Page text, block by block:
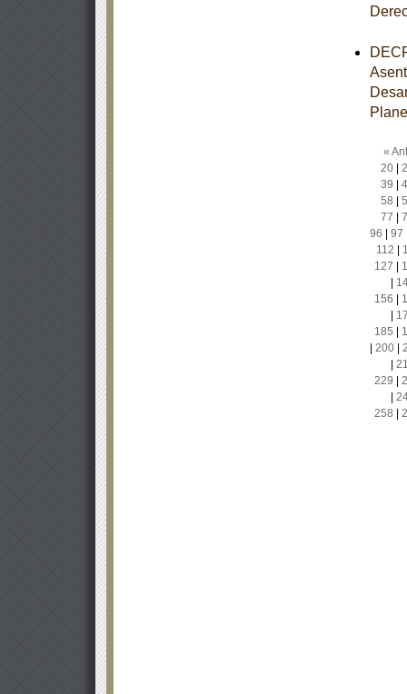
«
20|
39
58
77
96
97
112
127
156
185
200|
229
258